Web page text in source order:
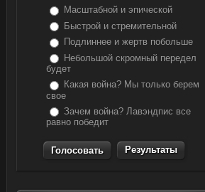
Масштабной и эпической
Быстрой и стремительной
Подлиннее и жертв побольше
Небольшой скромный передел
будет
Какая война? Мы только берем
свое
Зачем война? Лавэндпис все
равно победит
Результаты